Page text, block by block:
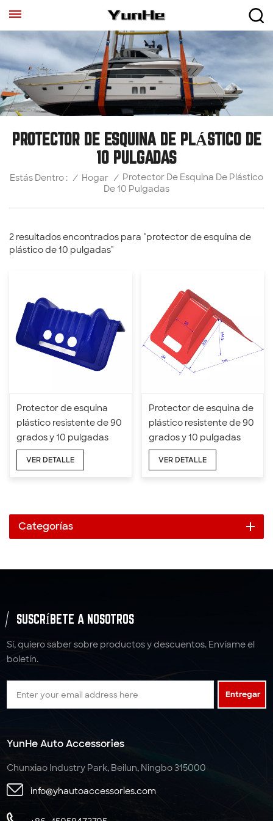
PROTECTOR DE ESQUINA DE PLÁSTICO DE
10 PULGADAS
Estás Dentro : / Hogar / Protector De Esquina De Plástico
De 10 Pulgadas
2 resultados encontrados para "protector de esquina de
plástico de 10 pulgadas"
Protector de esquina
plástico resistente de 90
grados y 10 pulgadas
para correas de amarre
VER DETALLE
Protector de esquina de
plástico resistente de 90
grados y 10 pulgadas
VER DETALLE
Categorías
SUSCRÍBETE A NOSOTROS
Sí, quiero saber sobre productos y descuentos. Envíame el
boletín.
Entregar
YunHe Auto Accessories
Chunxiao Industry Park, Beilun, Ningbo 315000
info@yhautoaccessories.com